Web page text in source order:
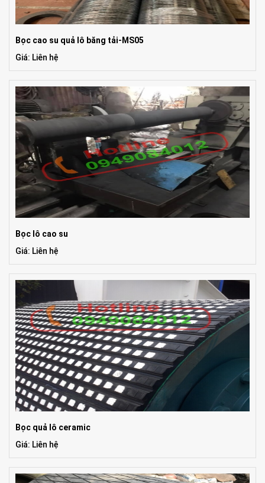
Bọc cao su quả lô băng tải-MS05
Giá: Liên hệ
Bọc lô cao su
Giá: Liên hệ
Bọc quả lô ceramic
Giá: Liên hệ